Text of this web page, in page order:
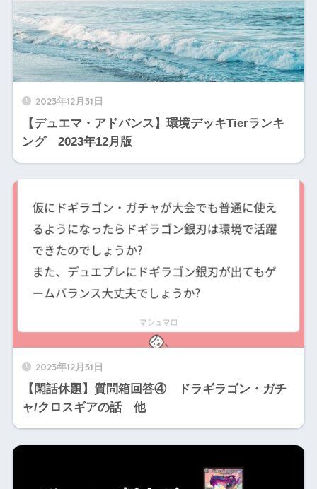
2023年12月31日
【デュエマ・アドバンス】環境デッキTierランキ
ング 2023年12月版
2023年12月31日
【閑話休題】質問箱回答④ ドラギラゴン・ガチ
ャ/クロスギアの話 他